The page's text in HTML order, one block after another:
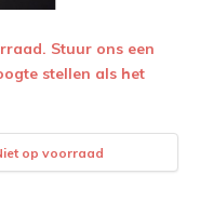
Stuur ons een
stellen als het
op voorraad